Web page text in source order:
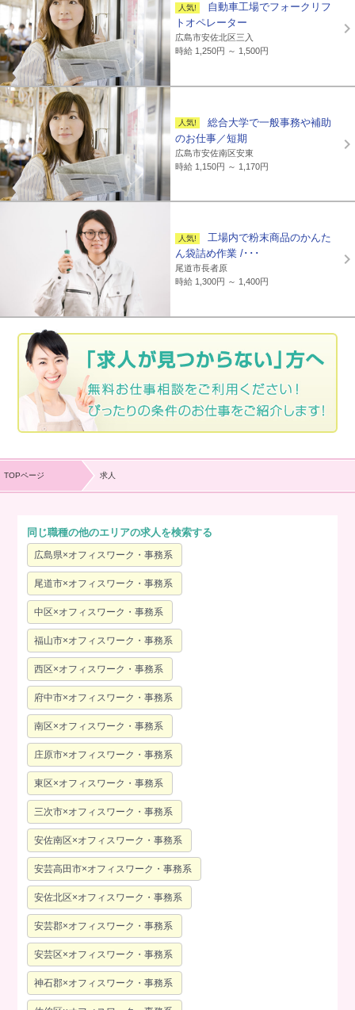
自動車工場でフォークリフ
トオペレーター
広島市安佐北区三入
時給 1,250円 ～ 1,500円
総合大学で一般事務や補助
のお仕事／短期
広島市安佐南区安東
時給 1,150円 ～ 1,170円
工場内で粉末商品のかんた
ん袋詰め作業 /･･･
尾道市長者原
時給 1,300円 ～ 1,400円
TOPページ 求人
同じ職種の他のエリアの求人を検索する
広島県×オフィスワーク・事務系
尾道市×オフィスワーク・事務系
中区×オフィスワーク・事務系
福山市×オフィスワーク・事務系
西区×オフィスワーク・事務系
府中市×オフィスワーク・事務系
南区×オフィスワーク・事務系
庄原市×オフィスワーク・事務系
東区×オフィスワーク・事務系
三次市×オフィスワーク・事務系
安佐南区×オフィスワーク・事務系
安芸高田市×オフィスワーク・事務系
安佐北区×オフィスワーク・事務系
安芸郡×オフィスワーク・事務系
安芸区×オフィスワーク・事務系
神石郡×オフィスワーク・事務系